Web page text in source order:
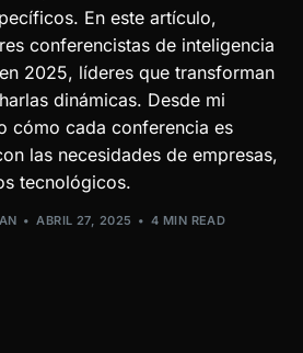
En este artículo,
conferencistas de inteligencia
2025, líderes que transforman
dinámicas. Desde mi
cómo cada conferencia es
las necesidades de empresas,
tecnológicos.
ABRIL 27, 2025 4 MIN READ